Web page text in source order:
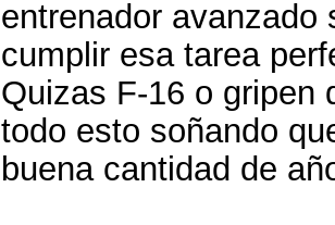
entrenador avanzado
cumplir esa tarea
Quizas F-16 o gripen
todo esto soñando
buena cantidad de